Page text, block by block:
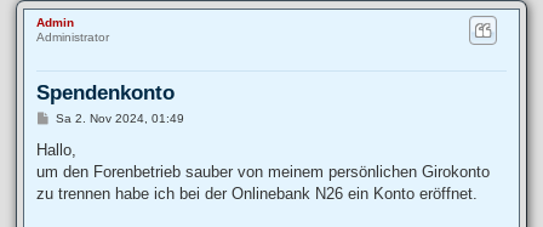
Admin
Administrator
Spendenkonto
B
i
r
a
Sa 2. Nov 2024, 01:49
Hallo,
um den Forenbetrieb sauber von meinem persönlichen Girokonto
zu trennen habe ich bei der Onlinebank N26 ein Konto eröffnet.